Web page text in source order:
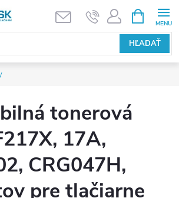
HĽADAŤ
KOŠÍK
tonerová
17A,
CRG047H,
pre tlačiarne